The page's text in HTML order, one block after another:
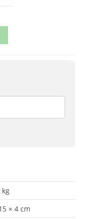
kg
× 4 cm